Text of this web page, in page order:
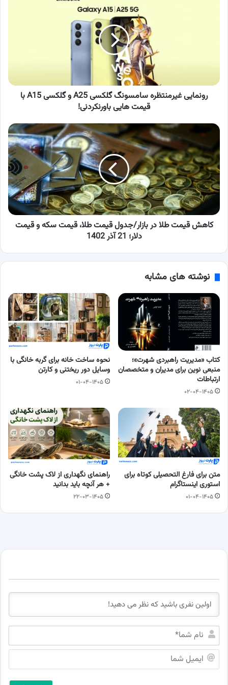
با
قیمت
رونمایی غیرمنتظره سامسونگ گلکسی A25 و گلکسی A15 با
قیمت هایی باورنکردنی!
کاهش
طلا
در
بازار/
جدول
قیمت
قیمت
سکه
کاهش قیمت طلا در بازار/جدول قیمت طلا، قیمت سکه و قیمت
دلار؛ 21 آذر 1402
نوشته های مشابه
کتاب «مدیریت راهبردی شهرت»؛
منبعی نوین برای مدیران و متخصصان
ارتباطات
۰۲-۰۴-۱۴۰۵
نحوه ساخت خانه برای گربه خانگی با
وسایل دور ریختنی و کارتن
۰۱-۰۴-۱۴۰۵
متن برای فارغ التحصیلی کوتاه برای
استوری اینستاگرام
۰۱-۰۴-۱۴۰۵
راهنمای نگهداری از لاک پشت خانگی
+ هر آنچه باید بدانید
۲۲-۰۳-۱۴۰۵
م
م